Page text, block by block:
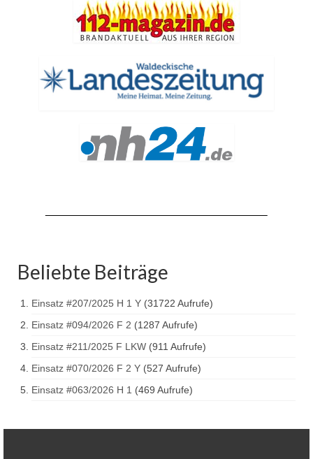
Stützpunkt
Einsatzleitwagen ELW 1
Drehleiter DLK 23/12
Löschgruppenfahrzeug LF 20 KatS
Tanklöschfahrzeug TLF 16/24 Tr
Gerätewagen Gefahrgut GW-G
GDekonP-LKW
Beliebte Beiträge
Einsatz #207/2025 H 1 Y (31722 Aufrufe)
Einsatz #094/2026 F 2 (1287 Aufrufe)
Einsatz #211/2025 F LKW (911 Aufrufe)
Einsatz #070/2026 F 2 Y (527 Aufrufe)
Einsatz #063/2026 H 1 (469 Aufrufe)